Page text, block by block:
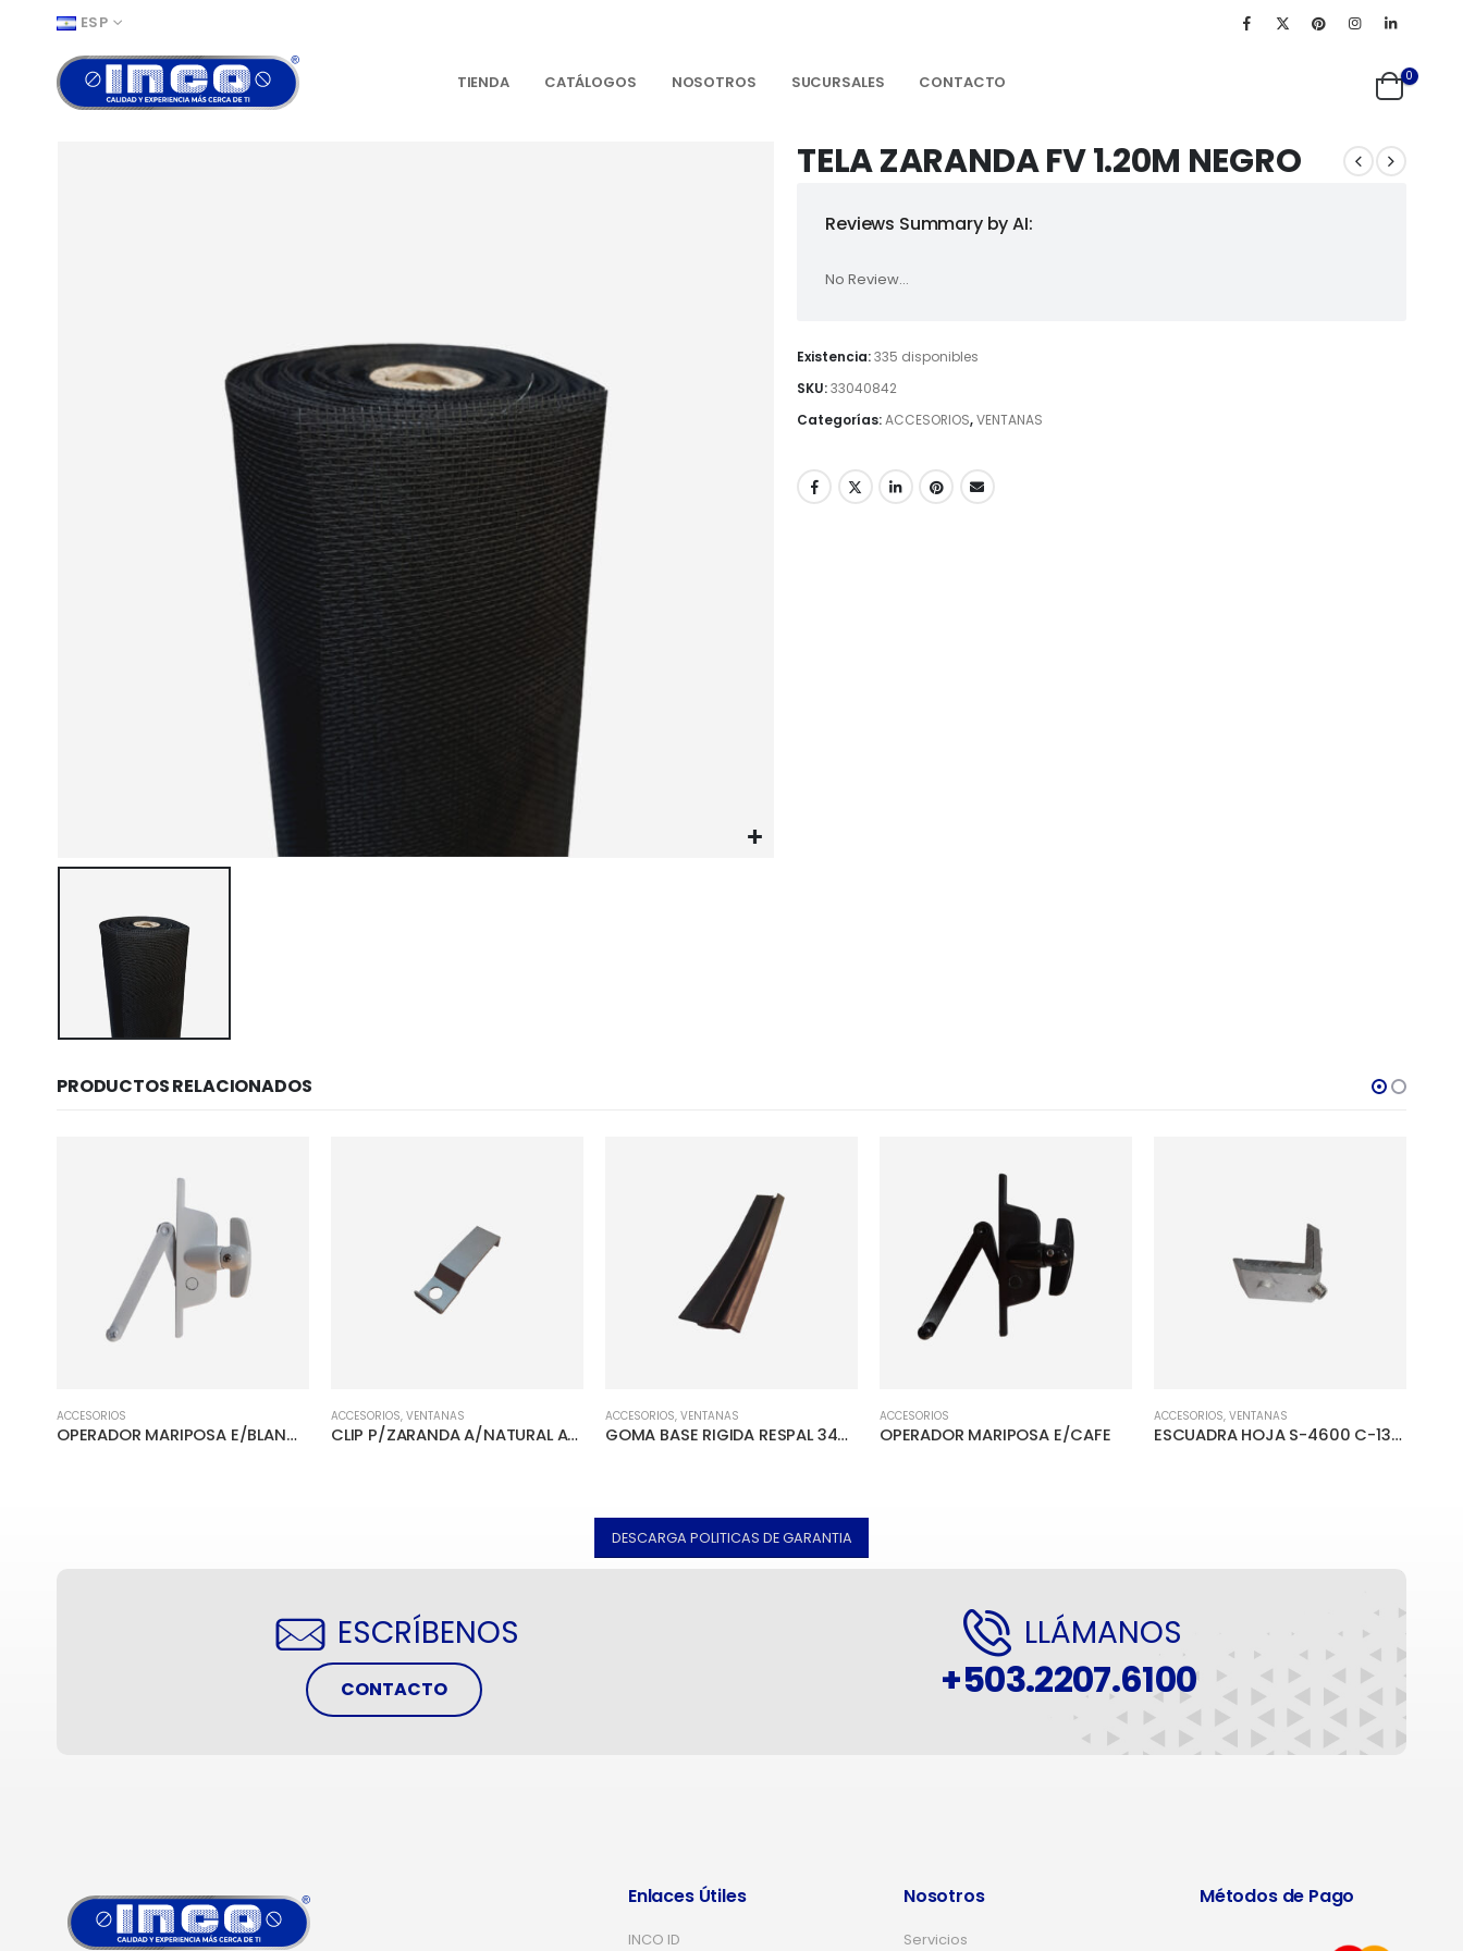
ESP
TIENDA CATÁLOGOS NOSOTROS SUCURSALES CONTACTO 0
TELA ZARANDA FV 1.20M NEGRO
Reviews Summary by AI:
No Review...
Existencia:335 disponibles
SKU:33040842
Categorías:ACCESORIOS,VENTANAS
PRODUCTOS RELACIONADOS
ACCESORIOS
OPERADOR MARIPOSA E/BLANCO
ACCESORIOS, VENTANAS
CLIP P/ZARANDA A/NATURAL AL-0351
ACCESORIOS, VENTANAS
GOMA BASE RIGIDA RESPAL 343-086 C
ACCESORIOS
OPERADOR MARIPOSA E/CAFE
ACCESORIOS, VENTANAS
ESCUADRA HOJA S-4600 C-1326-0
DESCARGA POLITICAS DE GARANTIA
ESCRÍBENOS
CONTACTO
LLÁMANOS
+503.2207.6100
Enlaces Útiles
INCO ID
Nosotros
Servicios
Métodos de Pago